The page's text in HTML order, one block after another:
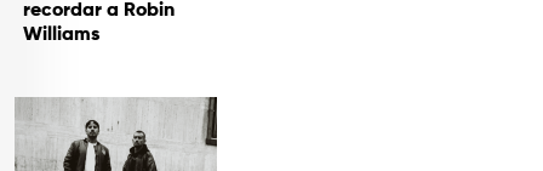
recordar a Robin
Williams